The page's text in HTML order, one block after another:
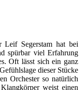
Leif Segerstam hat bei
spürbar viel Erfahrung
Oft lässt sich ein ganz
dieser Stücke
Orchester so natürlich
weist einen